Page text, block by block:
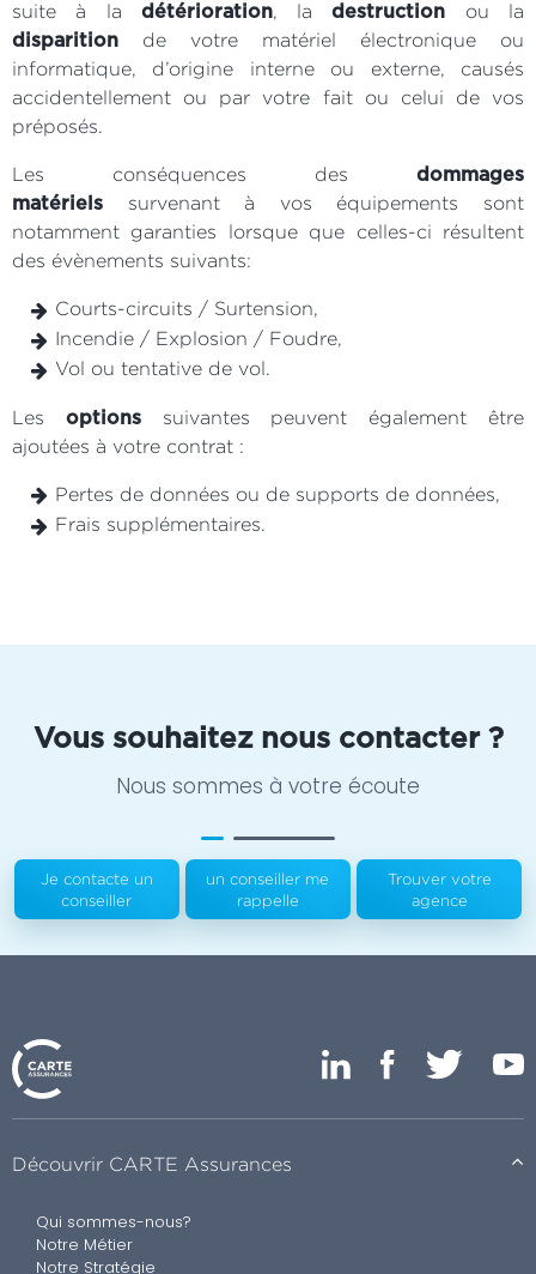
suite à la détérioration, ladestruction ou la
disparition de votre matériel électronique ou
informatique, d’origine interne ou externe, causés
accidentellement ou par votre fait ou celui de vos
préposés.
Les conséquences des dommages
matériels survenant à vos équipements sont
notamment garanties lorsque que celles-ci résultent
des évènements suivants:
Courts-circuits / Surtension,
Incendie / Explosion / Foudre,
Vol ou tentative de vol.
Les options suivantes peuvent également être
ajoutées à votre contrat :
Pertes de données ou de supports de données,
Frais supplémentaires.
Vous souhaitez nous contacter ?
Nous sommes à votre écoute
Je contacte un
conseiller
un conseiller me
rappelle
Trouver votre
agence
Découvrir CARTE Assurances
Qui sommes-nous?
Notre Métier
Notre Stratégie